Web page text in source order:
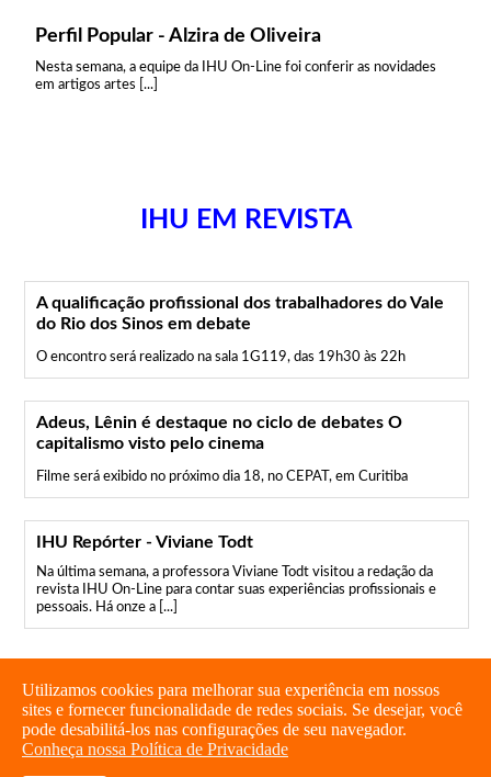
Perfil Popular - Alzira de Oliveira
Nesta semana, a equipe da IHU On-Line foi conferir as novidades
em artigos artes [...]
IHU EM REVISTA
A qualificação profissional dos trabalhadores do Vale
do Rio dos Sinos em debate
O encontro será realizado na sala 1G119, das 19h30 às 22h
Adeus, Lênin é destaque no ciclo de debates O
capitalismo visto pelo cinema
Filme será exibido no próximo dia 18, no CEPAT, em Curitiba
IHU Repórter - Viviane Todt
Na última semana, a professora Viviane Todt visitou a redação da
revista IHU On-Line para contar suas experiências profissionais e
pessoais. Há onze a [...]
Utilizamos cookies para melhorar sua experiência em nossos
sites e fornecer funcionalidade de redes sociais. Se desejar, você
pode desabilitá-los nas configurações de seu navegador.
Conheça nossa Política de Privacidade